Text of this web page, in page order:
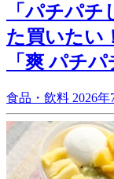
「パチパ
た買いたい
「爽 パチ
食品・飲料 2026年